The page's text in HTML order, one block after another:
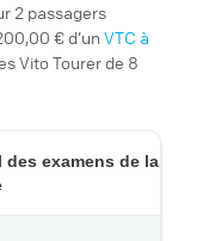
2 passagers
€ d’unVTC à
Vito Tourer de 8
des examens de la